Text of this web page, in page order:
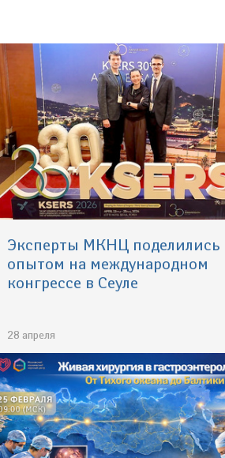
Эксперты МКНЦ поделились
опытом на международном
конгрессе в Сеуле
28 апреля